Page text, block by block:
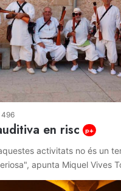
496
en risc p+
activitats no és un
apunta Miquel Vives